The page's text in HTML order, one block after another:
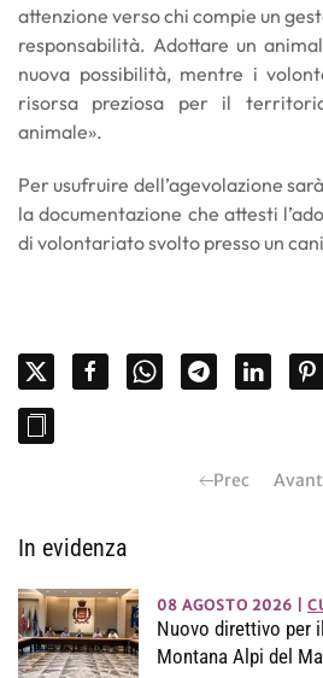
attenzione verso chi compie un
responsabilità. Adottare un
nuova possibilità, mentre i
risorsa preziosa per il
animale».
Per usufruire dell’agevolazione
la documentazione che attesti
di volontariato svolto presso un
Prec
In evidenza
08 AGOSTO 2026
Nuovo direttivo per
Montana Alpi del